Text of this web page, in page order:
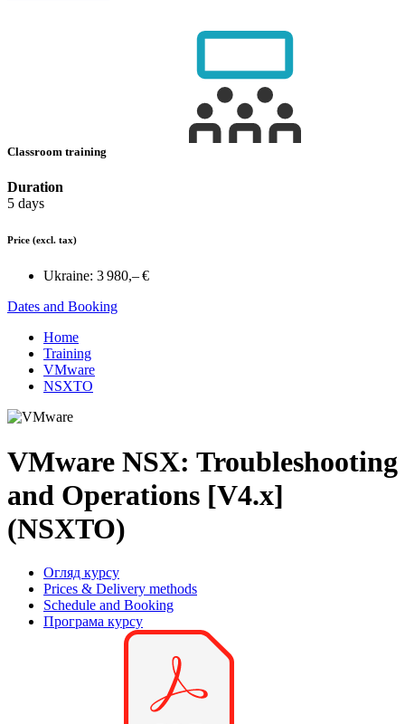
Classroom training
Duration
5 days
Price (excl. tax)
Ukraine: 3 980,– €
Dates and Booking
Home
Training
VMware
NSXTO
VMware NSX: Troubleshooting
and Operations [V4.x]
(NSXTO)
Огляд курсу
Prices & Delivery methods
Schedule and Booking
Програма курсу